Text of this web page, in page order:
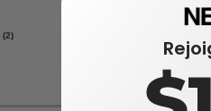
(2)
43,30 $